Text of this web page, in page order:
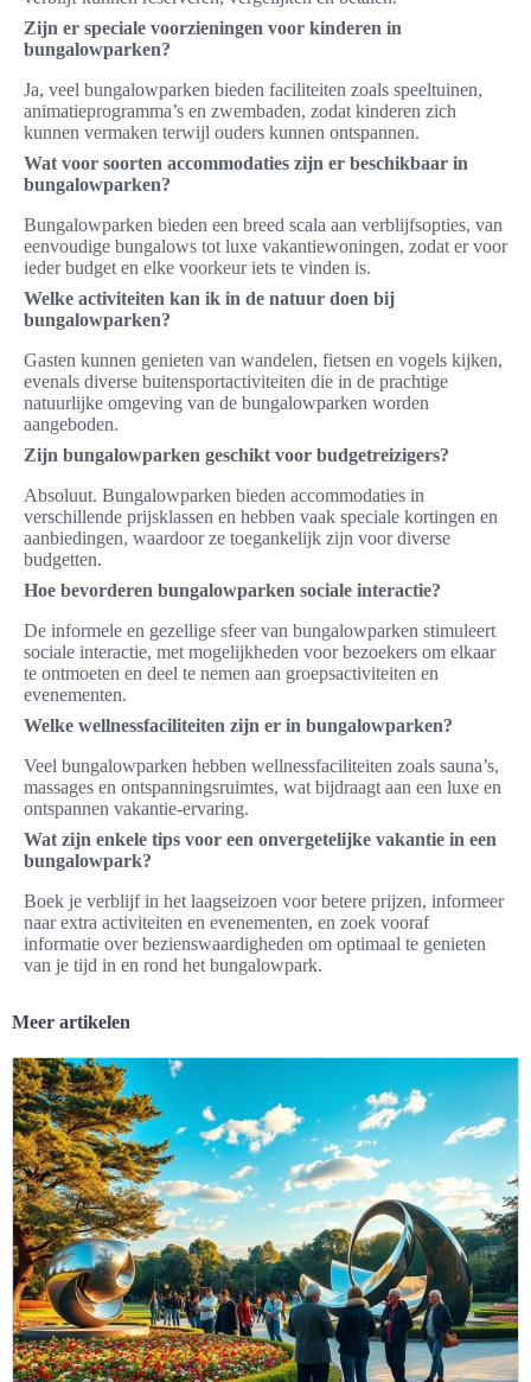
Zijn er speciale voorzieningen voor kinderen in
bungalowparken?
Ja, veel bungalowparken bieden faciliteiten zoals speeltuinen,
animatieprogramma’s en zwembaden, zodat kinderen zich
kunnen vermaken terwijl ouders kunnen ontspannen.
Wat voor soorten accommodaties zijn er beschikbaar in
bungalowparken?
Bungalowparken bieden een breed scala aan verblijfsopties, van
eenvoudige bungalows tot luxe vakantiewoningen, zodat er voor
ieder budget en elke voorkeur iets te vinden is.
Welke activiteiten kan ik in de natuur doen bij
bungalowparken?
Gasten kunnen genieten van wandelen, fietsen en vogels kijken,
evenals diverse buitensportactiviteiten die in de prachtige
natuurlijke omgeving van de bungalowparken worden
aangeboden.
Zijn bungalowparken geschikt voor budgetreizigers?
Absoluut. Bungalowparken bieden accommodaties in
verschillende prijsklassen en hebben vaak speciale kortingen en
aanbiedingen, waardoor ze toegankelijk zijn voor diverse
budgetten.
Hoe bevorderen bungalowparken sociale interactie?
De informele en gezellige sfeer van bungalowparken stimuleert
sociale interactie, met mogelijkheden voor bezoekers om elkaar
te ontmoeten en deel te nemen aan groepsactiviteiten en
evenementen.
Welke wellnessfaciliteiten zijn er in bungalowparken?
Veel bungalowparken hebben wellnessfaciliteiten zoals sauna’s,
massages en ontspanningsruimtes, wat bijdraagt aan een luxe en
ontspannen vakantie-ervaring.
Wat zijn enkele tips voor een onvergetelijke vakantie in een
bungalowpark?
Boek je verblijf in het laagseizoen voor betere prijzen, informeer
naar extra activiteiten en evenementen, en zoek vooraf
informatie over bezienswaardigheden om optimaal te genieten
van je tijd in en rond het bungalowpark.
Meer artikelen